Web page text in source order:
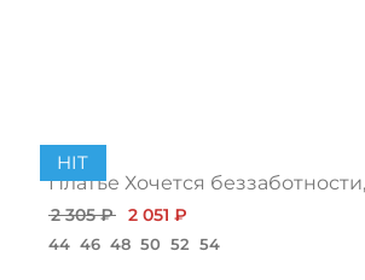
HIT
Платье Хочется беззаботности,
2 305 ₽ 2 051 ₽
44 46 48 50 52 54